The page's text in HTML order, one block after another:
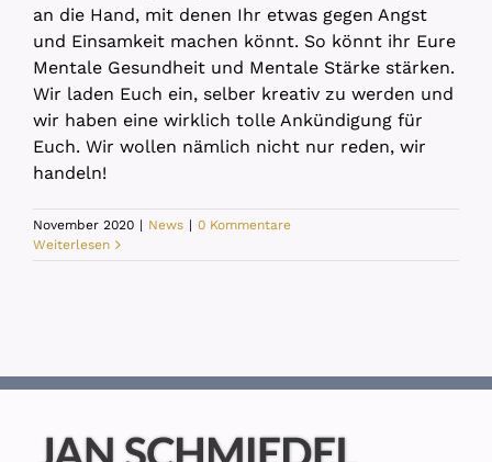
an die Hand, mit denen Ihr etwas gegen Angst
und Einsamkeit machen könnt. So könnt ihr Eure
Mentale Gesundheit und Mentale Stärke stärken.
Wir laden Euch ein, selber kreativ zu werden und
wir haben eine wirklich tolle Ankündigung für
Euch. Wir wollen nämlich nicht nur reden, wir
handeln!
November 2020 | News | 0 Kommentare
Weiterlesen